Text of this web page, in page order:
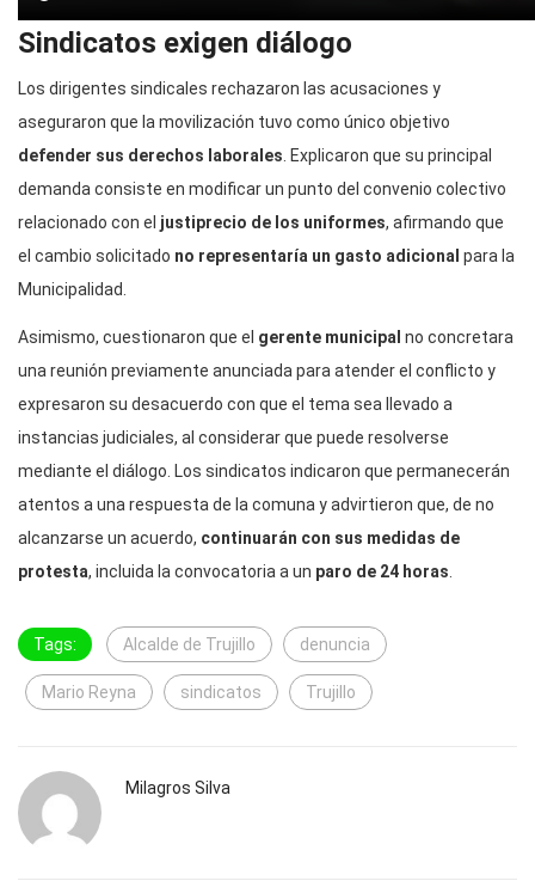
Sindicatos exigen diálogo
Los dirigentes sindicales rechazaron las acusaciones y
aseguraron que la movilización tuvo como único objetivo
defender sus derechos laborales. Explicaron que su principal
demanda consiste en modificar un punto del convenio colectivo
relacionado con el justiprecio de los uniformes, afirmando que
el cambio solicitado no representaría un gasto adicional para la
Municipalidad.
Asimismo, cuestionaron que el gerente municipal no concretara
una reunión previamente anunciada para atender el conflicto y
expresaron su desacuerdo con que el tema sea llevado a
instancias judiciales, al considerar que puede resolverse
mediante el diálogo. Los sindicatos indicaron que permanecerán
atentos a una respuesta de la comuna y advirtieron que, de no
alcanzarse un acuerdo, continuarán con sus medidas de
protesta, incluida la convocatoria a un paro de 24 horas.
Tags: Alcalde de Trujillo denuncia
Mario Reyna sindicatos Trujillo
Milagros Silva